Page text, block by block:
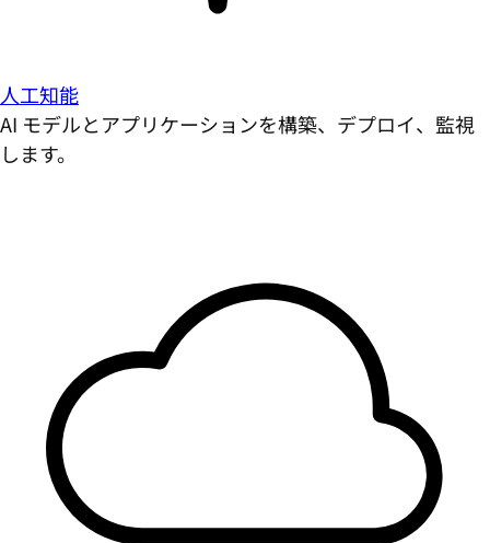
人工知能
AI モデルとアプリケーションを構築、デプロイ、監視
します。